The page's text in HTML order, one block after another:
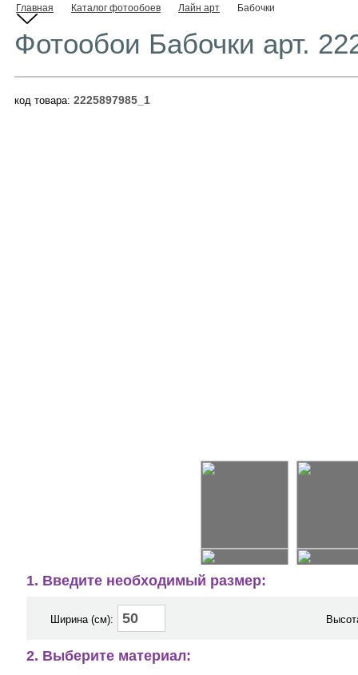
КАТАЛОГ ФОТООБОЕВ
Главная Каталог фотообоев Лайн арт Бабочки
Фотообои Бабочки арт.
код товара: 2225897985_1
1. Введите необходимый размер:
Ширина (см):
2. Выберите материал: